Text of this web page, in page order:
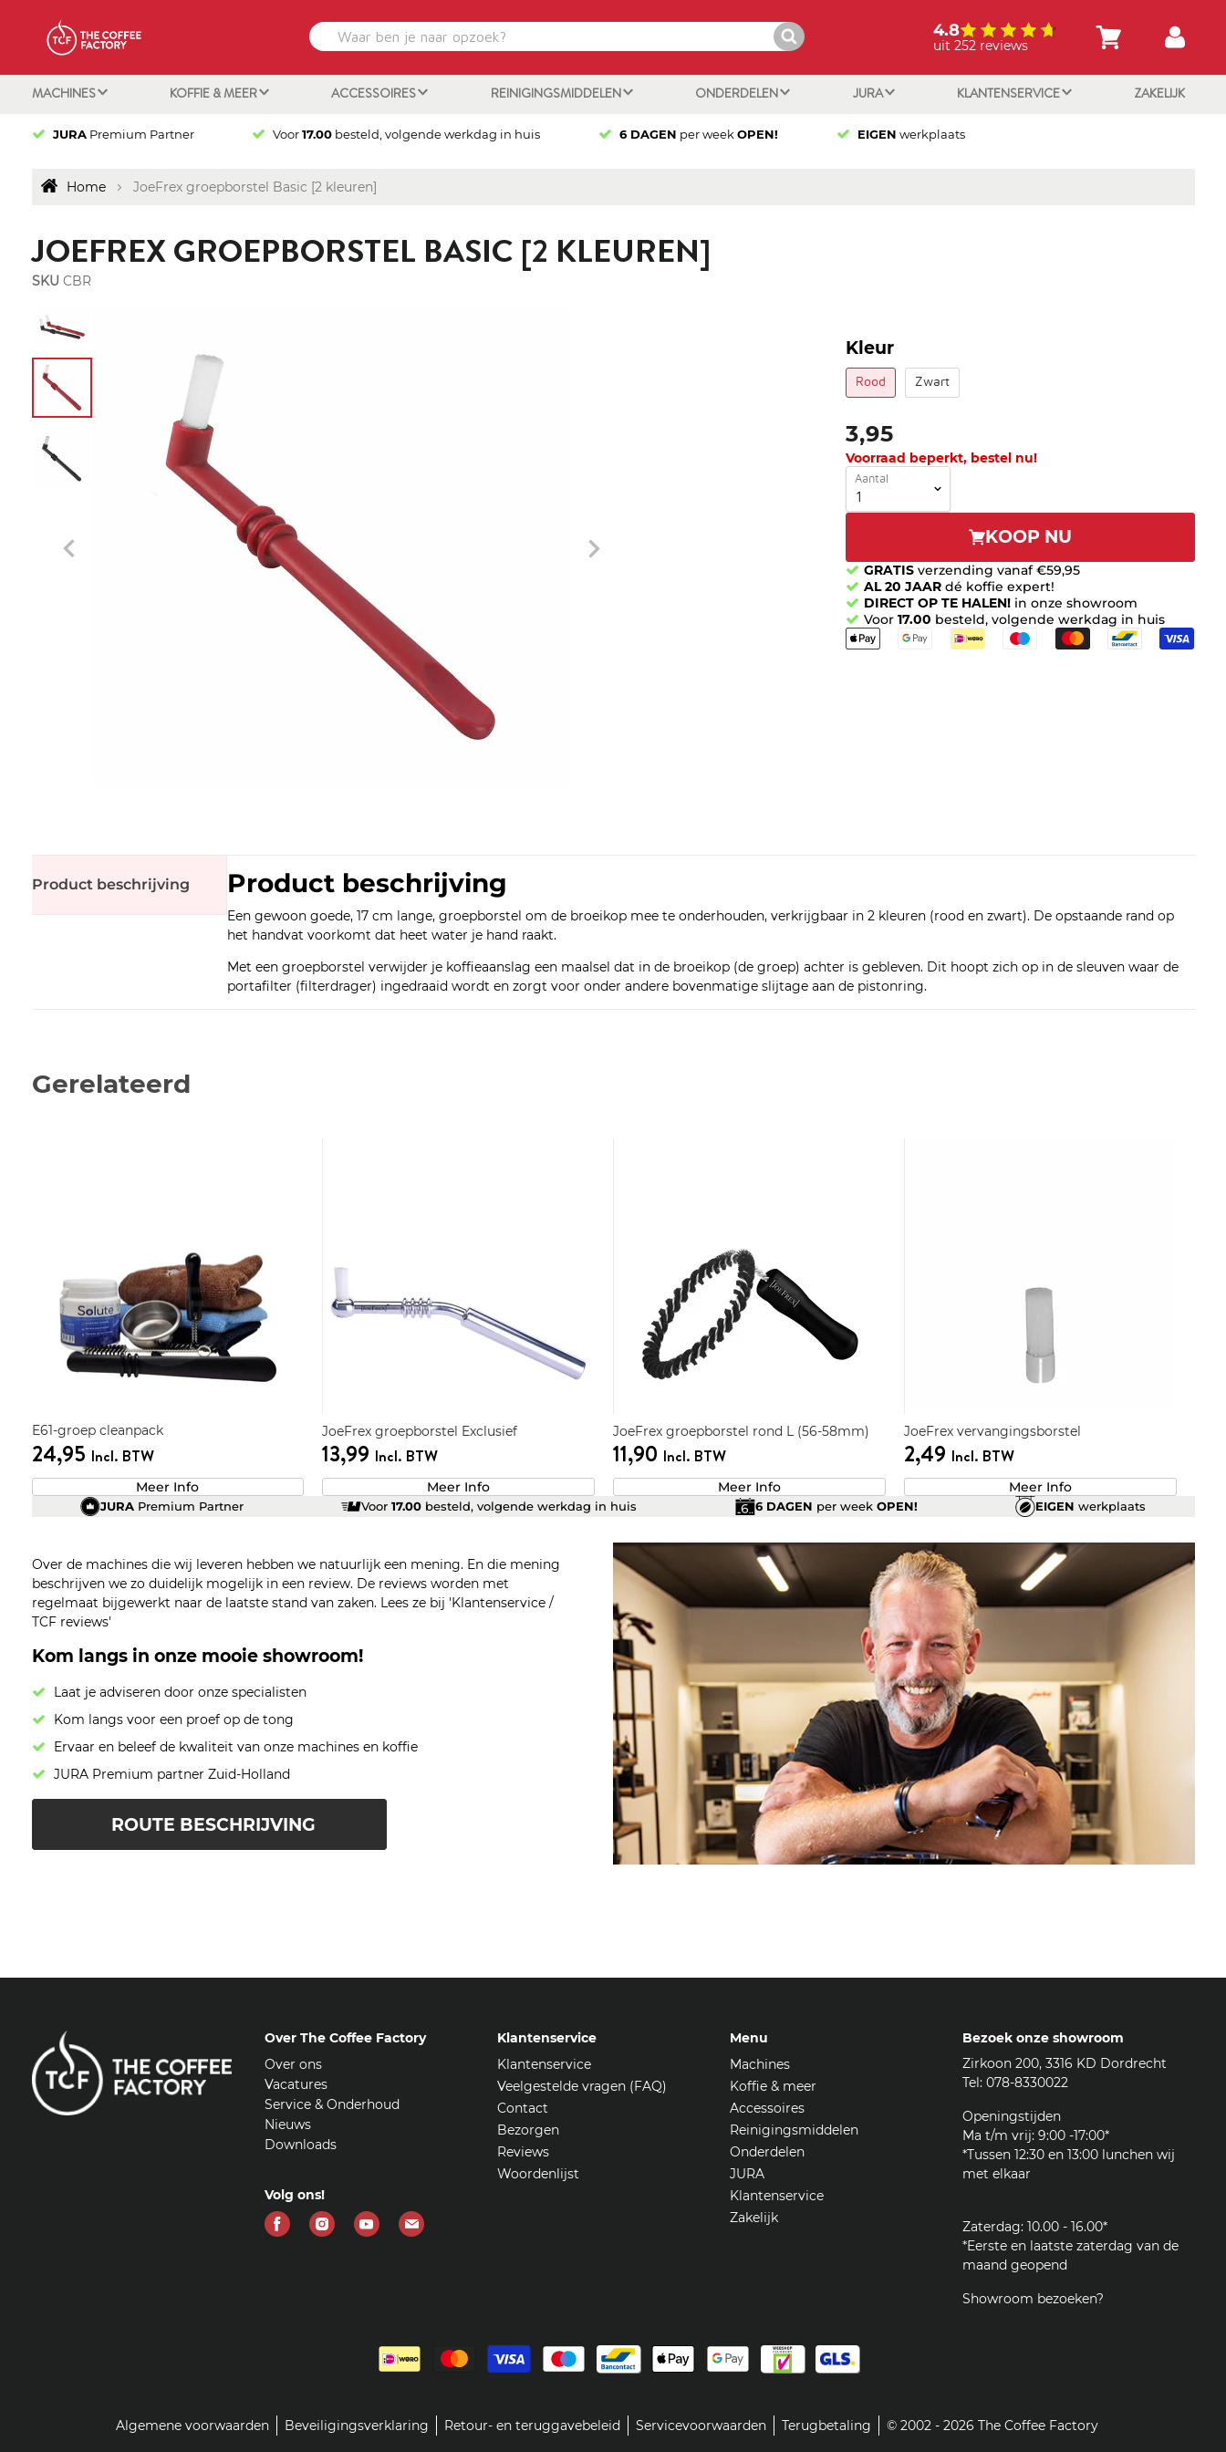
4.8
uit 252 reviews
MACHINES KOFFIE & MEER ACCESSOIRES REINIGINGSMIDDELEN ONDERDELEN JURA KLANTENSERVICE ZAKELIJK
JURAPremium Partner Voor17.00 besteld, volgende werkdag in huis 6 DAGEN per weekOPEN! EIGEN werkplaats
Home JoeFrex groepborstel Basic [2 kleuren]
JOEFREX GROEPBORSTEL BASIC [2 KLEUREN]
SKU CBR
Kleur
Rood Zwart
3,95
Voorraad beperkt, bestel nu!
Aantal
KOOP NU
GRATIS verzending vanaf €59,95
AL 20 JAAR dé koffie expert!
DIRECT OP TE HALEN! in onze showroom
Voor 17.00 besteld, volgende werkdag in huis
Product beschrijving Product beschrijving
Een gewoon goede, 17 cm lange, groepborstel om de broeikop mee te onderhouden, verkrijgbaar in 2 kleuren (rood en zwart). De opstaande rand op
het handvat voorkomt dat heet water je hand raakt.
Met een groepborstel verwijder je koffieaanslag een maalsel dat in de broeikop (de groep) achter is gebleven. Dit hoopt zich op in de sleuven waar de
portafilter (filterdrager) ingedraaid wordt en zorgt voor onder andere bovenmatige slijtage aan de pistonring.
Gerelateerd
E61-groep cleanpack
24,95 Incl. BTW
Meer Info
JoeFrex groepborstel Exclusief
13,99 Incl. BTW
Meer Info
JoeFrex groepborstel rond L (56-58mm)
11,90 Incl. BTW
Meer Info
JoeFrex vervangingsborstel
2,49 Incl. BTW
Meer Info
JURA Premium Partner Voor17.00 besteld, volgende werkdag in huis 6 DAGEN per week OPEN! EIGEN werkplaats
Over de machines die wij leveren hebben we natuurlijk een mening. En die mening
beschrijven we zo duidelijk mogelijk in een review. De reviews worden met
regelmaat bijgewerkt naar de laatste stand van zaken. Lees ze bij 'Klantenservice /
TCF reviews'
Kom langs in onze mooie showroom!
Laat je adviseren door onze specialisten
Kom langs voor een proef op de tong
Ervaar en beleef de kwaliteit van onze machines en koffie
JURA Premium partner Zuid-Holland
ROUTE BESCHRIJVING
Over The Coffee Factory
Over ons
Vacatures
Service & Onderhoud
Nieuws
Downloads
Volg ons!
Vind
Vind
Vind
Vind
Klantenservice
Klantenservice
Veelgestelde vragen (FAQ)
Contact
Bezorgen
Reviews
Woordenlijst
Menu
Machines
Koffie & meer
Accessoires
Reinigingsmiddelen
Onderdelen
JURA
Klantenservice
Zakelijk
Bezoek onze showroom
Zirkoon 200, 3316 KD Dordrecht
Tel: 078-8330022
Openingstijden
Ma t/m vrij: 9:00 -17:00*
*Tussen 12:30 en 13:00 lunchen wij
met elkaar
Zaterdag: 10.00 - 16.00*
*Eerste en laatste zaterdag van de
maand geopend
Showroom bezoeken?
Algemene voorwaarden Beveiligingsverklaring Retour- en teruggavebeleid Servicevoorwaarden Terugbetaling © 2002 - 2026 The Coffee Factory